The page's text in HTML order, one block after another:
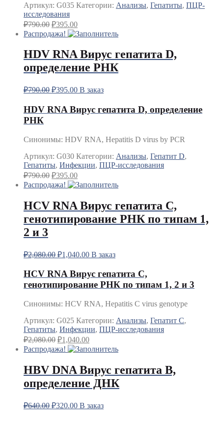
Артикул: G035 Категории: Анализы, Гепатиты, ПЦР-
исследования
₽790.00 ₽395.00
Распродажа!
HDV RNA Вирус гепатита D,
определение РНК
₽790.00 ₽395.00 В заказ
HDV RNA Вирус гепатита D, определение
РНК
Синонимы: HDV RNA, Hepatitis D virus by PCR
Артикул: G030 Категории: Анализы, Гепатит D,
Гепатиты, Инфекции, ПЦР-исследования
₽790.00 ₽395.00
Распродажа!
HCV RNA Вирус гепатита С,
генотипирование РНК по типам 1,
2 и 3
₽2,080.00 ₽1,040.00 В заказ
HCV RNA Вирус гепатита С,
генотипирование РНК по типам 1, 2 и 3
Синонимы: HCV RNA, Hepatitis C virus genotype
Артикул: G025 Категории: Анализы, Гепатит C,
Гепатиты, Инфекции, ПЦР-исследования
₽2,080.00 ₽1,040.00
Распродажа!
HBV DNA Вирус гепатита В,
определение ДНК
₽640.00 ₽320.00 В заказ